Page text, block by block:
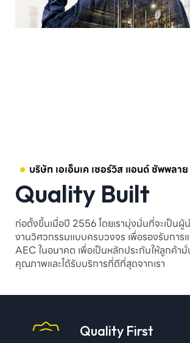
บริษัท เอเอ็มเค เซอร์วิส แอนด์ ซัพพลา
Quality Built
ก่อตั้งขึ้นเมื่อปี 2556 โดยเรามุ่งมั่นที่จะเป็นผู้
งานวิศวกรรมแบบครบวงจร เพื่อรองรับการ
AEC ในอนาคต เพื่อเป็นหลักประกันให้ลูกค้ามั่
คุณภาพและได้รับบริการที่ดีที่สุดจากเรา
Quality First